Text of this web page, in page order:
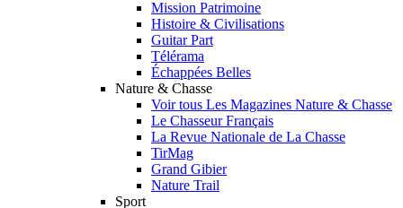
Mission Patrimoine
Histoire & Civilisations
Guitar Part
Télérama
Échappées Belles
Nature & Chasse
Voir tous Les Magazines Nature & Chasse
Le Chasseur Français
La Revue Nationale de La Chasse
TirMag
Grand Gibier
Nature Trail
Sport